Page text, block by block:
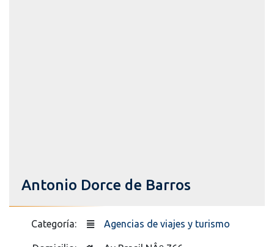
Antonio Dorce de Barros
Categoría: Agencias de viajes y turismo